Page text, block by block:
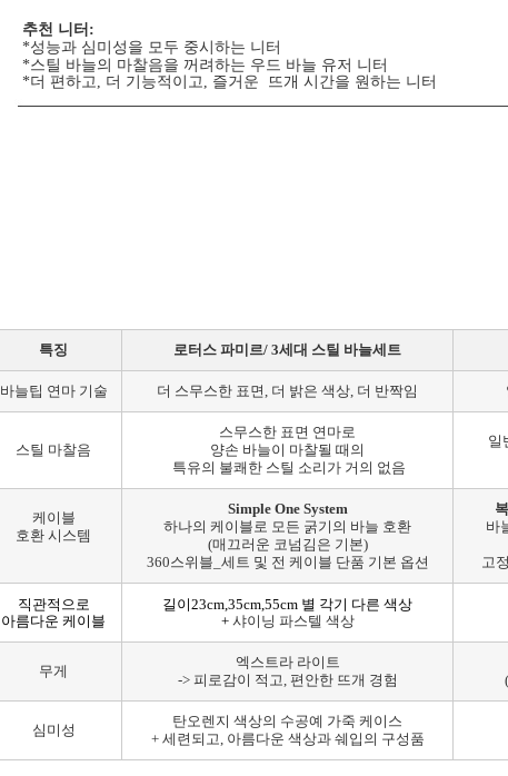
추천 니터:
*성능과 심미성을 모두 중시하는 니터
*스틸 바늘의 마찰음을 꺼려하는 우드 바늘 유저 니터
*더 편하고, 더 기능적이고, 즐거운 뜨개 시간을 원하는 니터
특징 로터스 파미르/ 3세대 스틸 바늘세트
바늘팁 연마 기술 더 스무스한 표면, 더 밝은 색상, 더 반짝임
스틸 마찰음
스무스한 표면 연마로
양손 바늘이 마찰될 때의
특유의 불쾌한 스틸 소리가 거의 없음
일
케이블
호환 시스템
Simple One System
하나의 케이블로 모든 굵기의 바늘 호환
(매끄러운 코넘김은 기본)
360스위블_세트 및 전 케이블 단품 기본 옵션
바
고
직관적으로
아름다운 케이블
길이23cm,35cm,55cm 별 각기 다른 색상
+ 샤이닝 파스텔 색상
무게
엑스트라 라이트
-> 피로감이 적고, 편안한 뜨개 경험
심미성
탄오렌지 색상의 수공예 가죽 케이스
+ 세련되고, 아름다운 색상과 쉐입의 구성품